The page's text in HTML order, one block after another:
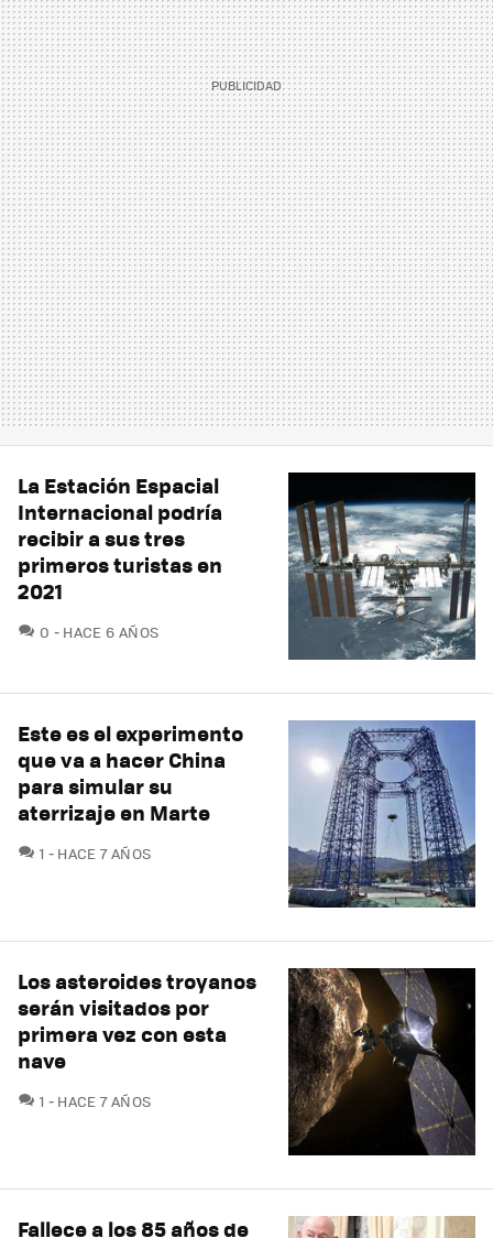
La Estación Espacial
Internacional podría
recibir a sus tres
primeros turistas en
2021
0 COMENTARIOS
HACE 6 AÑOS
Este es el experimento
que va a hacer China
para simular su
aterrizaje en Marte
1 COMENTARIOS
HACE 7 AÑOS
Los asteroides troyanos
serán visitados por
primera vez con esta
nave
1 COMENTARIOS
HACE 7 AÑOS
Fallece a los 85 años de